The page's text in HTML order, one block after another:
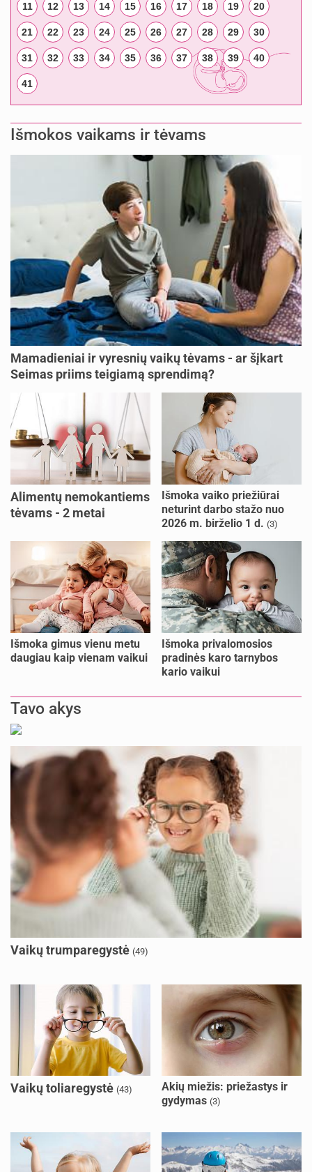
11 12 13 14 15 16 17 18 19 20
21 22 23 24 25 26 27 28 29 30
31 32 33 34 35 36 37 38 39 40
41
Išmokos vaikams ir tėvams
Mamadieniai ir vyresnių vaikų tėvams - ar šįkart
Seimas priims teigiamą sprendimą?
Alimentų nemokantiems
tėvams - 2 metai
Išmoka vaiko priežiūrai
neturint darbo stažo nuo
2026 m. birželio 1 d. (3)
Išmoka gimus vienu metu
daugiau kaip vienam vaikui
Išmoka privalomosios
pradinės karo tarnybos
kario vaikui
Tavo akys
Vaikų trumparegystė (49)
Vaikų toliaregystė (43)
Akių miežis: priežastys ir
gydymas (3)